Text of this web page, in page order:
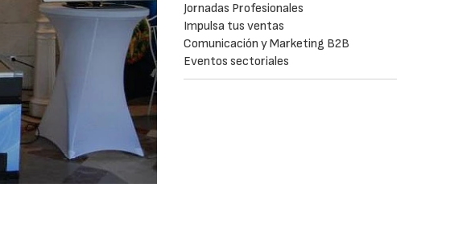
Jornadas Profesionales
Impulsa tus ventas
Comunicación y Marketing B2B
Eventos sectoriales